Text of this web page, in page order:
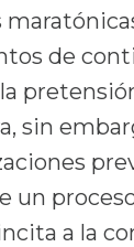
de
sin
un
a la